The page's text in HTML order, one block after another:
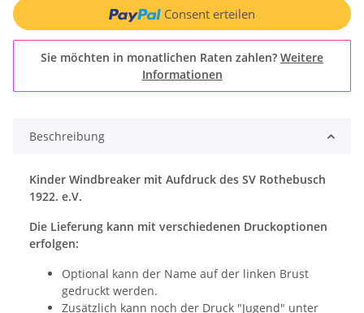
Consent erteilen
Sie möchten in monatlichen Raten zahlen? Weitere
Informationen
Beschreibung
Kinder Windbreaker mit Aufdruck des SV Rothebusch
1922. e.V.
Die Lieferung kann mit verschiedenen Druckoptionen
erfolgen:
Optional kann der Name auf der linken Brust
gedruckt werden.
Zusätzlich kann noch der Druck "Jugend" unter